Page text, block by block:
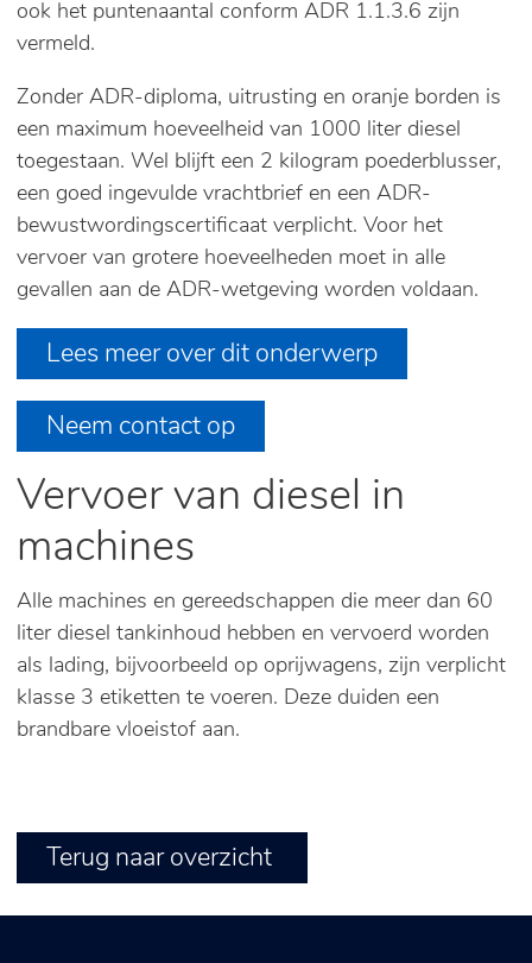
ook het puntenaantal conform ADR 1.1.3.6 zijn
vermeld.
Zonder ADR-diploma, uitrusting en oranje borden is
een maximum hoeveelheid van 1000 liter diesel
toegestaan. Wel blijft een 2 kilogram poederblusser,
een goed ingevulde vrachtbrief en een ADR-
bewustwordingscertificaat verplicht. Voor het
vervoer van grotere hoeveelheden moet in alle
gevallen aan de ADR-wetgeving worden voldaan.
Lees meer over dit onderwerp
Neem contact op
Vervoer van diesel in
machines
Alle machines en gereedschappen die meer dan 60
liter diesel tankinhoud hebben en vervoerd worden
als lading, bijvoorbeeld op oprijwagens, zijn verplicht
klasse 3 etiketten te voeren. Deze duiden een
brandbare vloeistof aan.
Terug naar overzicht